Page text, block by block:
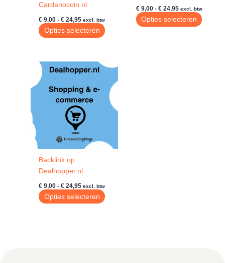
Cardanocoin.nl
€ 9,00 - € 24,95 Prijsklasse:
€ 9,00
tot
excl. btw
Opties selecteren
Dit
Deze
kan
op
€9,00 - €24,95Prijsklasse:
€ 9,00
tot
excl. btw
Opties selecteren
Dit
Backlink op
Dealhopper.nl
€ 9,00 - € 24,95 Prijsklasse:
€ 9,00
tot
excl. btw
Opties selecteren
Dit